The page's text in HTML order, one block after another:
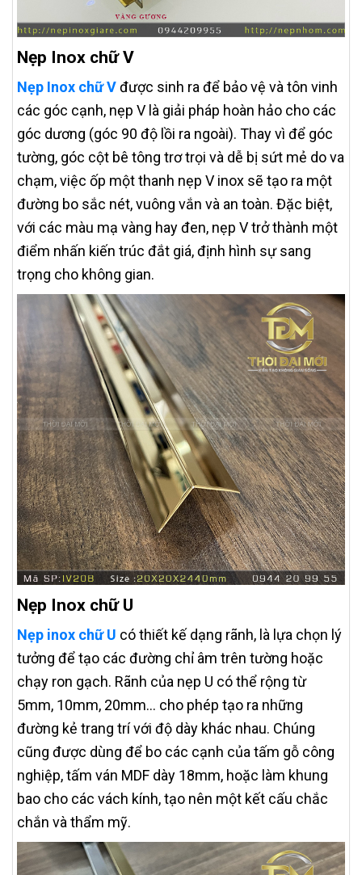
Nẹp Inox chữ V
Nẹp Inox chữ Vđược sinh ra để bảo vệ và tôn vinh
các góc cạnh, nẹp V là giải pháp hoàn hảo cho các
góc dương (góc 90 độ lồi ra ngoài). Thay vì để góc
tường, góc cột bê tông trơ trọi và dễ bị sứt mẻ do va
chạm, việc ốp một thanh nẹp V inox sẽ tạo ra một
đường bo sắc nét, vuông vắn và an toàn. Đặc biệt,
với các màu mạ vàng hay đen, nẹp V trở thành một
điểm nhấn kiến trúc đắt giá, định hình sự sang
trọng cho không gian.
Nẹp Inox chữ U
Nẹp inox chữ U có thiết kế dạng rãnh, là lựa chọn lý
tưởng để tạo các đường chỉ âm trên tường hoặc
chạy ron gạch. Rãnh của nẹp U có thể rộng từ
5mm, 10mm, 20mm... cho phép tạo ra những
đường kẻ trang trí với độ dày khác nhau. Chúng
cũng được dùng để bo các cạnh của tấm gỗ công
nghiệp, tấm ván MDF dày 18mm, hoặc làm khung
bao cho các vách kính, tạo nên một kết cấu chắc
chắn và thẩm mỹ.